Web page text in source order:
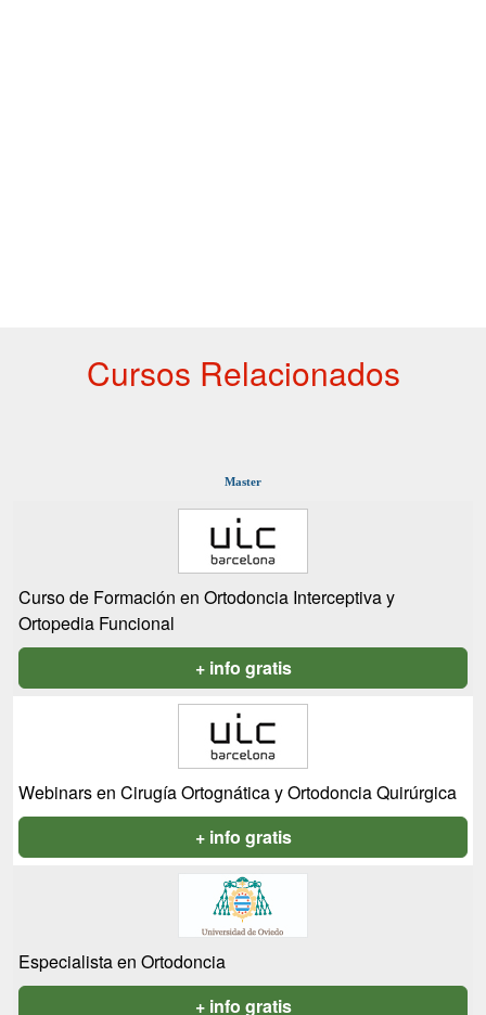
Cursos Relacionados
Master
Curso de Formación en Ortodoncia Interceptiva y
Ortopedia Funcional
+ info gratis
Webinars en Cirugía Ortognática y Ortodoncia Quirúrgica
+ info gratis
Especialista en Ortodoncia
+ info gratis